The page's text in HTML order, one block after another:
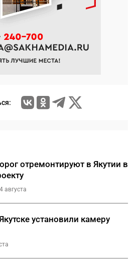
отремонтируют в Якутии в
августа
установили камеру